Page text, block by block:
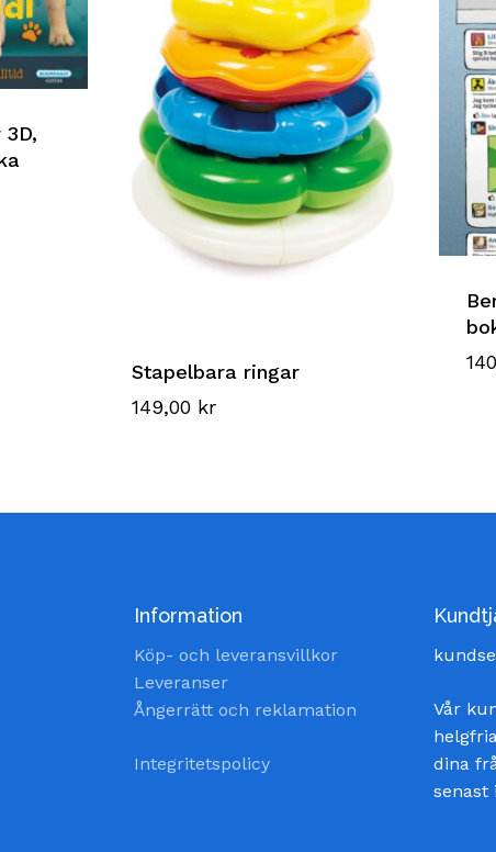
Stapelbara ringar
149,00 kr
Information
Köp- och leveransvillkor
Leveranser
Ångerrätt och reklamation
Integritetspolicy
Vår
dina
senast